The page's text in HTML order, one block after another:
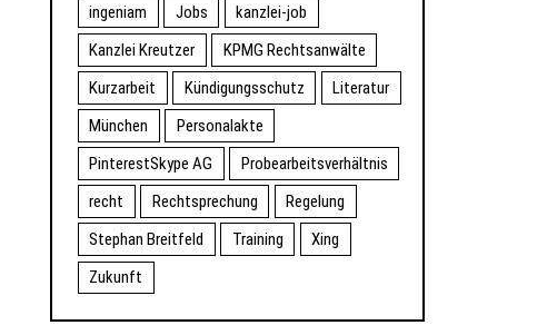
ingeniam
Jobs
kanzlei-job
Kanzlei Kreutzer
KPMG Rechtsanwälte
Kurzarbeit
Kündigungsschutz
Literatur
München
Personalakte
PinterestSkype AG
Probearbeitsverhältnis
recht
Rechtsprechung
Regelung
Stephan Breitfeld
Training
Xing
Zukunft